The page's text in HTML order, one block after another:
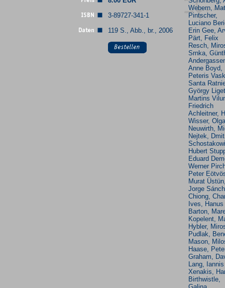
3-89727-341-1
119 S., Abb., br., 2006
Webern,
Pintscher,
Luciano
Erin Gee,
Pärt, Felix
Resch,
Srnka,
Anne Boyd,
Peteris
Santa
György
Martins
Friedrich
Achleitner,
Wisser, Olga
Neuwirth,
Nejtek,
Hubert
Eduard
Werner
Peter
Murat
Jorge
Chiong,
Ives, Hanus
Barton,
Kopelent,
Hybler,
Pudlak,
Mason,
Haase,
Graham,
Lang, Iannis
Xenakis,
Birthwistle,